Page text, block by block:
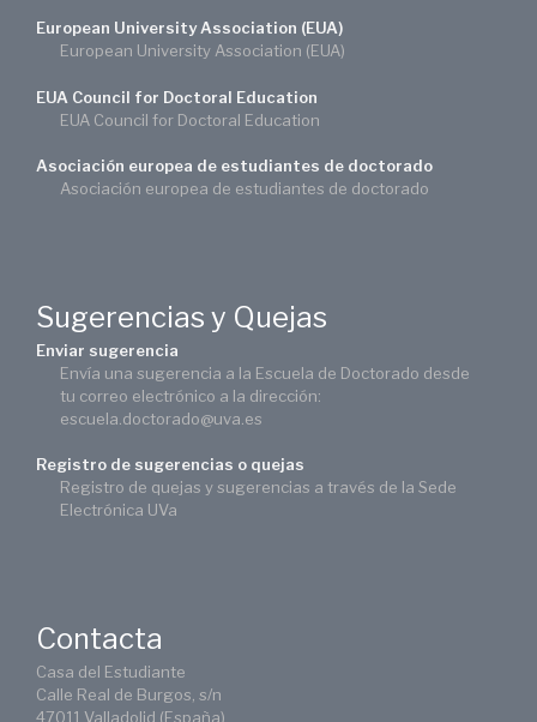
European University Association (EUA)
European University Association (EUA)
EUA Council for Doctoral Education
EUA Council for Doctoral Education
Asociación europea de estudiantes de doctorado
Asociación europea de estudiantes de doctorado
Sugerencias y Quejas
Enviar sugerencia
Envía una sugerencia a la Escuela de Doctorado desde
tu correo electrónico a la dirección:
escuela.doctorado@uva.es
Registro de sugerencias o quejas
Registro de quejas y sugerencias a través de la Sede
Electrónica UVa
Contacta
Casa del Estudiante
Calle Real de Burgos, s/n
47011 Valladolid (España)